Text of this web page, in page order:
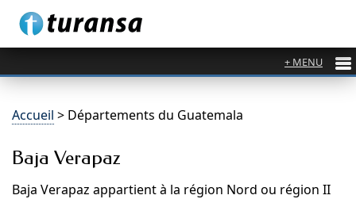
Accueil > Départements du Guatemala
Baja Verapaz
Baja Verapaz appartient à la région Nord ou région II